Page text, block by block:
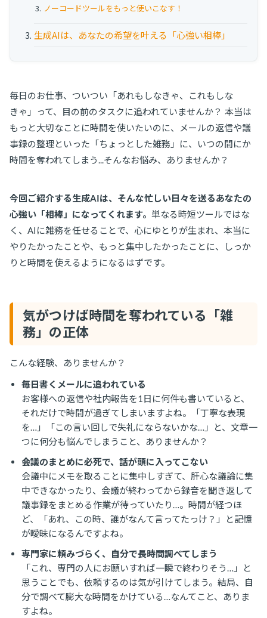
セミナー
相談する
ノーコードツールをもっと使いこなす！
生成AIは、あなたの希望を叶える「心強い相棒」
毎日のお仕事、ついつい「あれもしなきゃ、これもしな
きゃ」って、目の前のタスクに追われていませんか？ 本当は
もっと大切なことに時間を使いたいのに、メールの返信や議
事録の整理といった「ちょっとした雑務」に、いつの間にか
時間を奪われてしまう...そんなお悩み、ありませんか？
今回ご紹介する生成AIは、そんな忙しい日々を送るあなたの
心強い「相棒」になってくれます。 単なる時短ツールではな
く、AIに雑務を任せることで、心にゆとりが生まれ、本当に
やりたかったことや、もっと集中したかったことに、しっか
りと時間を使えるようになるはずです。
気がつけば時間を奪われている「雑
務」の正体
こんな経験、ありませんか？
毎日書くメールに追われている
お客様への返信や社内報告を1日に何件も書いていると、
それだけで時間が過ぎてしまいますよね。「丁寧な表現
を…」「この言い回しで失礼にならないかな…」と、文章一
つに何分も悩んでしまうこと、ありませんか？
会議のまとめに必死で、話が頭に入ってこない
会議中にメモを取ることに集中しすぎて、肝心な議論に集
中できなかったり、会議が終わってから録音を聞き返して
議事録をまとめる作業が待っていたり…。時間が経つほ
ど、「あれ、この時、誰がなんて言ってたっけ？」と記憶
が曖昧になるんですよね。
専門家に頼みづらく、自分で長時間調べてしまう
「これ、専門の人にお願いすれば一瞬で終わりそう…」と
思うことでも、依頼するのは気が引けてしまう。結局、自
分で調べて膨大な時間をかけている…なんてこと、ありま
すよね。